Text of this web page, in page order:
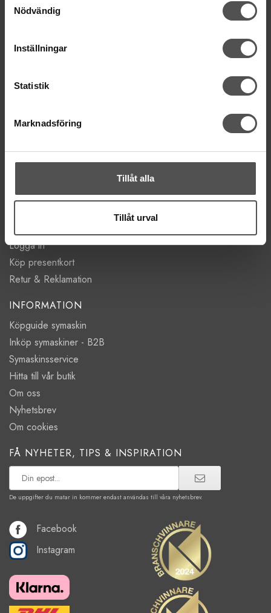
Nödvändig
Inställningar
Statistik
Marknadsföring
Tillåt alla
Tillåt urval
BESÖK OSS
Mån-Tor 11:00 - 18:00
Villkor
Logga in
Köp presentkort
Retur & Reklamation
INFORMATION
Köpguide symaskin
Inköp symaskiner - B2B
Symaskinsservice
Hitta till vår butik
Om oss
Nyhetsbrev
Om cookies
FÅ NYHETER, TIPS & INSPIRATION
De uppgifter du matar in kommer endast användas till våra nyhetsbrev.
Facebook
Instagram